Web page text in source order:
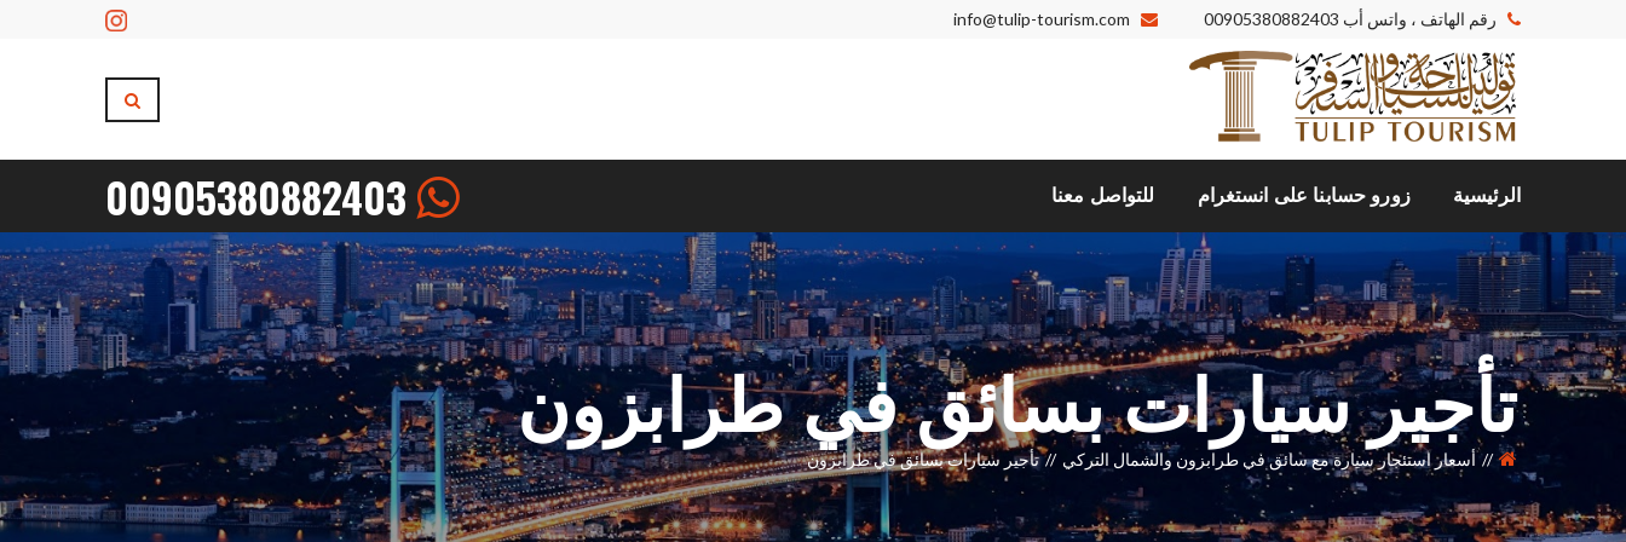
رقم الهاتف ، واتس أب 00905380882403
info@tulip-tourism.com
الرئيسية زورو حسابنا على انستغرام للتواصل معنا 00905380882403
تأجير سيارات بسائق في طرابزون
أسعار استئجار سيارة مع سائق في طرابزون والشمال التركي تأجير سيارات بسائق في طرابزون